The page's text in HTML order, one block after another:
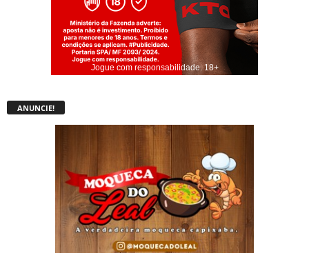
Jogue com responsabilidade. 18+
ANUNCIE!